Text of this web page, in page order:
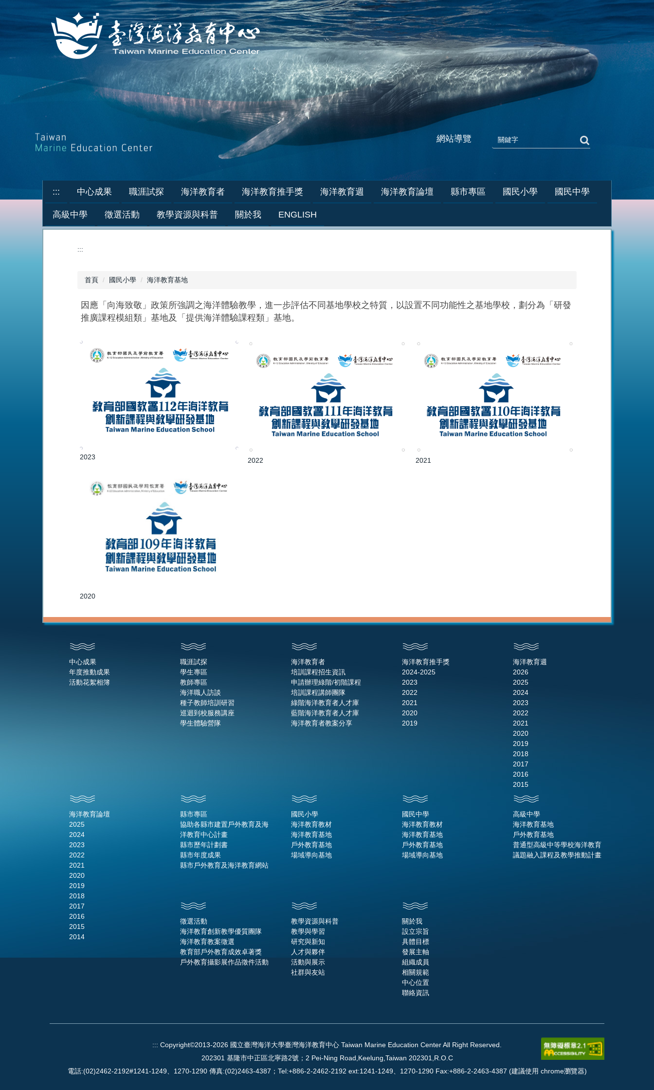
容
::: 中心成果 職涯試探 海洋教育者 海洋教育推手獎 海洋教育週 海洋教育論壇 縣市專區 國民小學 國民中學
高級中學 徵選活動 教學資源與科普 關於我 ENGLISH
網站導覽
:::
首頁 國民小學 海洋教育基地
因應「向海致敬」政策所強調之海洋體驗教學，進一步評估不同基地學校之特質，以設置不同功能性之基地學校，劃分為「研發
推廣課程模組類」基地及「提供海洋體驗課程類」基地。
2023 2022 2021
2020
中心成果
年度推動成果
活動花絮相簿
職涯試探
學生專區
教師專區
海洋職人訪談
種子教師培訓研習
巡迴到校服務講座
學生體驗營隊
海洋教育者
培訓課程招生資訊
申請辦理綠階/初階課程
培訓課程講師團隊
綠階海洋教育者人才庫
藍階海洋教育者人才庫
海洋教育者教案分享
海洋教育推手獎
2024-2025
2023
2022
2021
2020
2019
海洋教育週
2026
2025
2024
2023
2022
2021
2020
2019
2018
2017
2016
2015
海洋教育論壇
2025
2024
2023
2022
2021
2020
2019
2018
2017
2016
2015
2014
縣市專區
協助各縣市建置戶外教育及海
洋教育中心計畫
縣市歷年計劃書
縣市年度成果
縣市戶外教育及海洋教育網站
國民小學
海洋教育教材
海洋教育基地
戶外教育基地
場域導向基地
國民中學
海洋教育教材
海洋教育基地
戶外教育基地
場域導向基地
高級中學
海洋教育基地
戶外教育基地
普通型高級中等學校海洋教育
議題融入課程及教學推動計畫
徵選活動
海洋教育創新教學優質團隊
海洋教育教案徵選
教育部戶外教育成效卓著獎
戶外教育攝影展作品徵件活動
教學資源與科普
教學與學習
研究與新知
人才與夥伴
活動與展示
社群與友站
關於我
設立宗旨
具體目標
發展主軸
組織成員
相關規範
中心位置
聯絡資訊
::: Copyright©2013-2026 國立臺灣海洋大學臺灣海洋教育中心 Taiwan Marine Education Center All Right Reserved.
202301 基隆市中正區北寧路2號；2 Pei-Ning Road,Keelung,Taiwan 202301,R.O.C
電話:(02)2462-2192#1241-1249、1270-1290 傳真:(02)2463-4387；Tel:+886-2-2462-2192 ext:1241-1249、1270-1290 Fax:+886-2-2463-4387 (建議使用 chrome瀏覽器)